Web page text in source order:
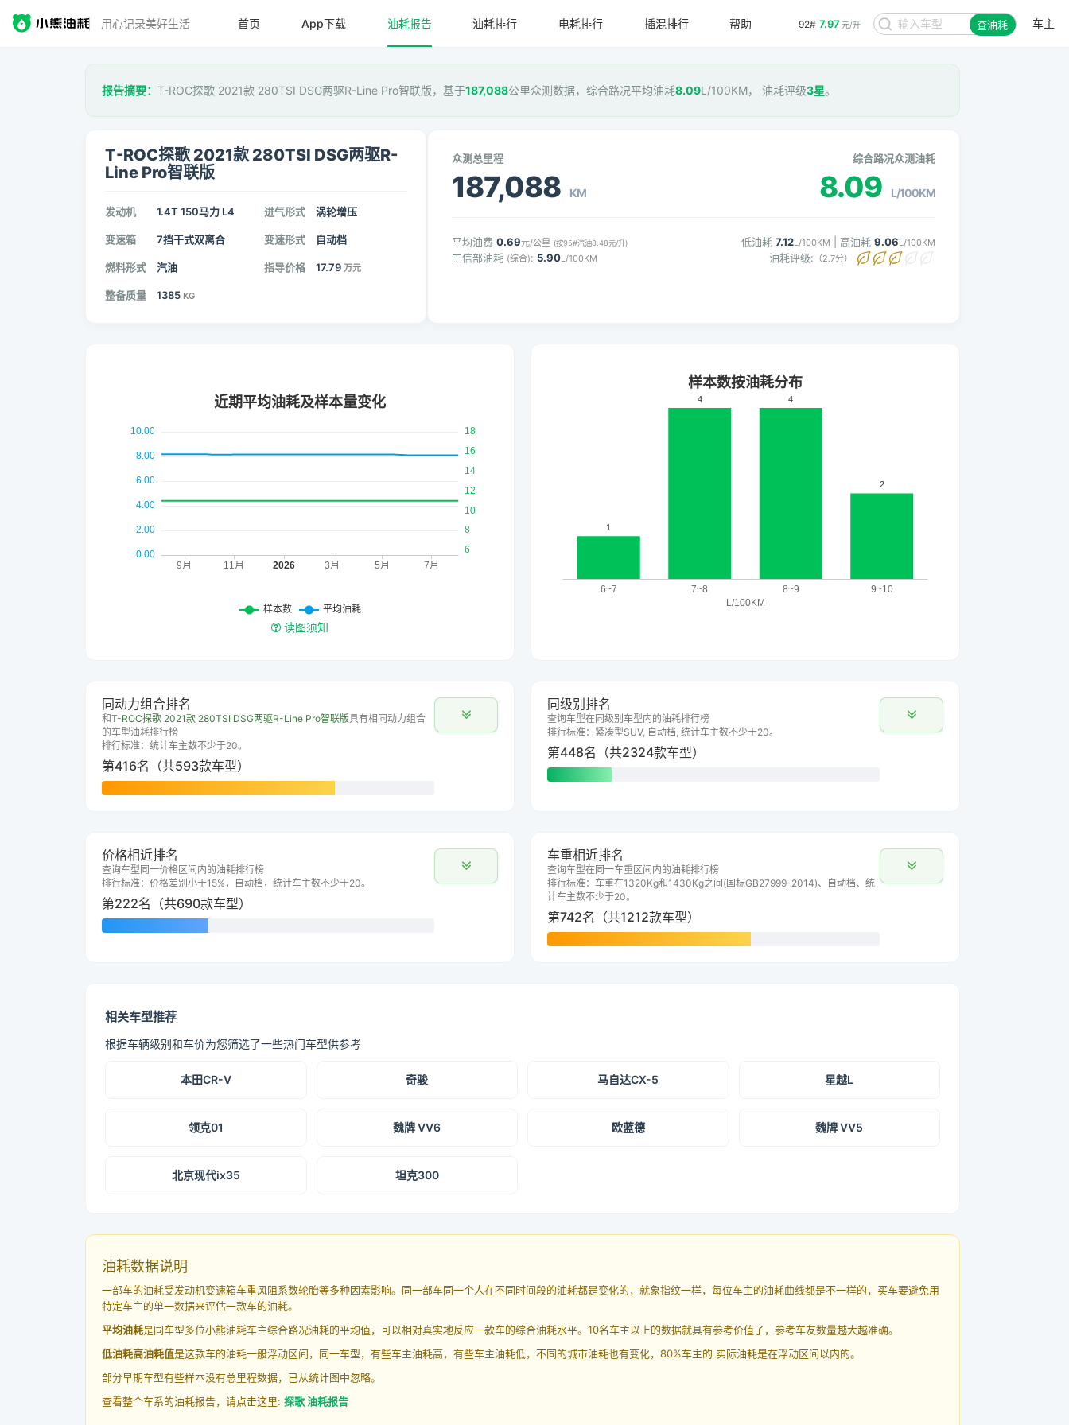
用心记录美好生活 92# 7.97 元/升 查油耗 车主
首页 App下载 油耗报告 油耗排行 电耗排行 插混排行 帮助
报告摘要： T-ROC探歌 2021款 280TSI DSG两驱R-Line Pro智联版，基于187,088公里众测数据，综合路况平均油耗8.09L/100KM， 油耗评级3星。
T-ROC探歌 2021款 280TSI DSG两驱R-
Line Pro智联版
发动机 1.4T 150马力 L4 进气形式 涡轮增压
变速箱 7挡干式双离合 变速形式 自动档
燃料形式 汽油 指导价格 17.79 万元
整备质量 1385 KG
众测总里程
187,088 KM
综合路况众测油耗
8.09 L/100KM
平均油费 0.69元/公里 (按95#汽油8.48元/升)
工信部油耗 (综合): 5.90L/100KM
低油耗 7.12L/100KM | 高油耗 9.06L/100KM
油耗评级: （2.7分）
读图须知
同动力组合排名
和T-ROC探歌 2021款 280TSI DSG两驱R-Line Pro智联版具有相同动力组合
的车型油耗排行榜
排行标准：统计车主数不少于20。
第416名（共593款车型）
同级别排名
查询车型在同级别车型内的油耗排行榜
排行标准：紧凑型SUV, 自动档, 统计车主数不少于20。
第448名（共2324款车型）
价格相近排名
查询车型同一价格区间内的油耗排行榜
排行标准：价格差别小于15%，自动档，统计车主数不少于20。
第222名（共690款车型）
车重相近排名
查询车型在同一车重区间内的油耗排行榜
排行标准：车重在1320Kg和1430Kg之间(国标GB27999-2014)、自动档、统
计车主数不少于20。
第742名（共1212款车型）
相关车型推荐
根据车辆级别和车价为您筛选了一些热门车型供参考
本田CR-V 奇骏 马自达CX-5 星越L
领克01 魏牌 VV6 欧蓝德 魏牌 VV5
北京现代ix35 坦克300
油耗数据说明
一部车的油耗受发动机变速箱车重风阻系数轮胎等多种因素影响。同一部车同一个人在不同时间段的油耗都是变化的，就象指纹一样，每位车主的油耗曲线都是不一样的，买车要避免用
特定车主的单一数据来评估一款车的油耗。
平均油耗是同车型多位小熊油耗车主综合路况油耗的平均值，可以相对真实地反应一款车的综合油耗水平。10名车主以上的数据就具有参考价值了，参考车友数量越大越准确。
低油耗高油耗值是这款车的油耗一般浮动区间，同一车型，有些车主油耗高，有些车主油耗低，不同的城市油耗也有变化，80%车主的 实际油耗是在浮动区间以内的。
部分早期车型有些样本没有总里程数据，已从统计图中忽略。
查看整个车系的油耗报告，请点击这里: 探歌 油耗报告